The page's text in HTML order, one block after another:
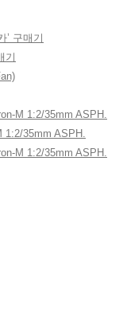
’ 구매기
기
M 1:2/35mm ASPH.
1:2/35mm ASPH.
M 1:2/35mm ASPH.